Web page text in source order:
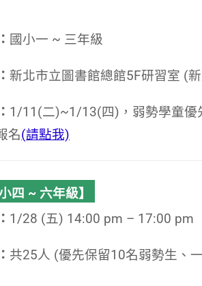
國小一 ~ 三年級
新北市立圖書館總館5F研習室 (
1/11(二)~1/13(四)，弱勢學童優
名(請點我)
四 ~ 六年級】
1/28 (五) 14:00 pm – 17:00 pm
共25人 (優先保留10名弱勢生、